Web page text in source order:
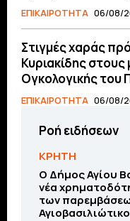
ΕΠΙΚΑΙΡΟΤΗΤΑ 06/08/
Στιγμές χαράς
Κυριακίδης στους
Ογκολογικής του
ΕΠΙΚΑΙΡΟΤΗΤΑ 06/08/
Ροή ειδήσεων
ΚΡΗΤΗ
O Δήμος Αγίου
νέα
των